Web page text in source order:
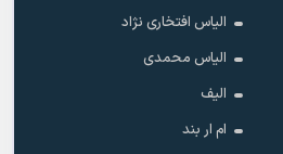
الیاس افتخاری نژاد
الیاس محمدی
الیف
ام ار بند